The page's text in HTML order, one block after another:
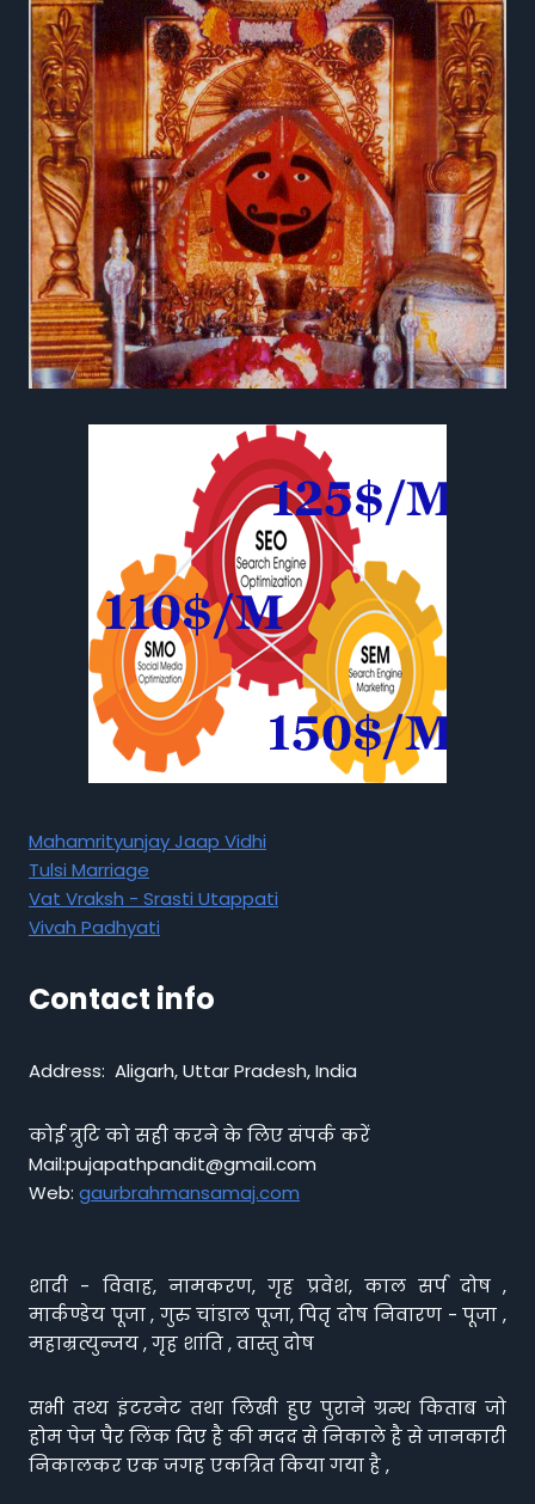
Mahamrityunjay Jaap Vidhi
Tulsi Marriage
Vat Vraksh - Srasti Utappati
Vivah Padhyati
Contact info
Address: Aligarh, Uttar Pradesh, India
कोई त्रुटि को सही करने के लिए संपर्क करें
Mail:pujapathpandit@gmail.com
Web: gaurbrahmansamaj.com
शादी - विवाह, नामकरण, गृह प्रवेश, काल सर्प दोष ,
मार्कण्डेय पूजा , गुरु चांडाल पूजा, पितृ दोष निवारण - पूजा ,
महाम्रत्युन्जय , गृह शांति , वास्तु दोष
सभी तथ्य इंटरनेट तथा लिखी हुए पुराने ग्रन्थ किताब जो
होम पेज पैर लिंक दिए है की मदद से निकाले है से जानकारी
निकालकर एक जगह एकत्रित किया गया है ,